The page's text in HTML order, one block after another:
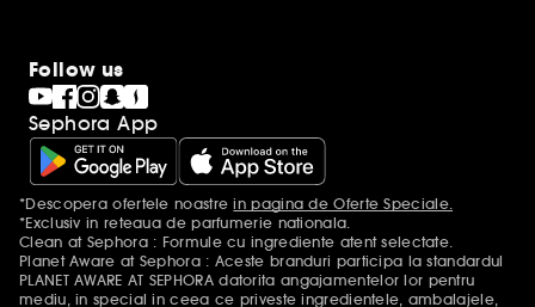
Follow us
Sephora App
Mentiuni aditionale
*Descopera ofertele noastrein pagina de Oferte Speciale.
*Exclusiv in reteaua de parfumerie nationala.
Clean at Sephora : Formule cu ingrediente atent selectate.
Planet Aware at Sephora : Aceste branduri participa la standardul
PLANET AWARE AT SEPHORA datorita angajamentelor lor pentru
mediu, in special in ceea ce priveste ingredientele, ambalajele,